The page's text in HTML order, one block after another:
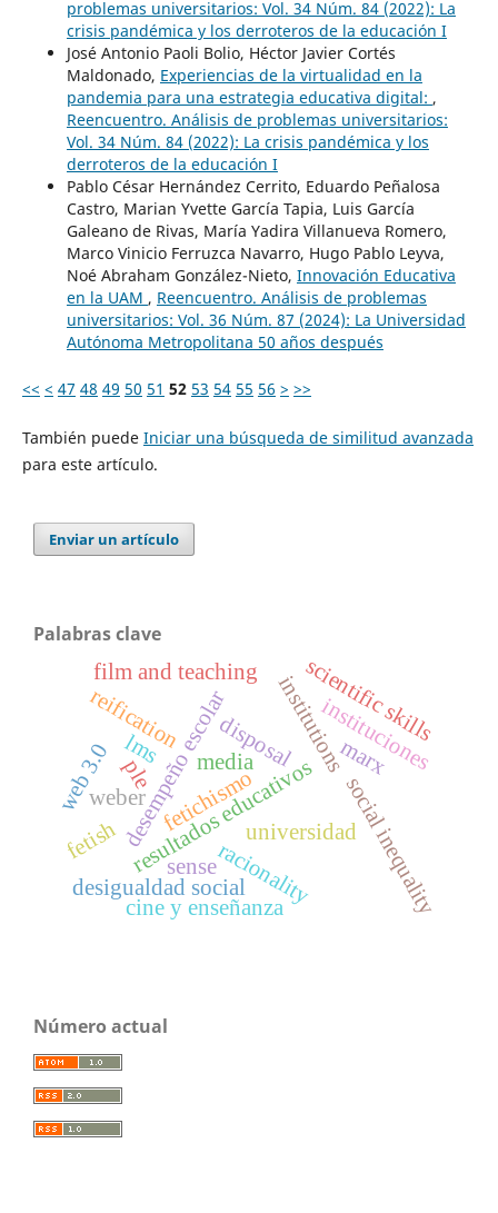
problemas universitarios: Vol. 34 Núm. 84 (2022): La
crisis pandémica y los derroteros de la educación I
José Antonio Paoli Bolio, Héctor Javier Cortés
Maldonado, Experiencias de la virtualidad en la
pandemia para una estrategia educativa digital: ,
Reencuentro. Análisis de problemas universitarios:
Vol. 34 Núm. 84 (2022): La crisis pandémica y los
derroteros de la educación I
Pablo César Hernández Cerrito, Eduardo Peñalosa
Castro, Marian Yvette García Tapia, Luis García
Galeano de Rivas, María Yadira Villanueva Romero,
Marco Vinicio Ferruzca Navarro, Hugo Pablo Leyva,
Noé Abraham González-Nieto, Innovación Educativa
en la UAM , Reencuentro. Análisis de problemas
universitarios: Vol. 36 Núm. 87 (2024): La Universidad
Autónoma Metropolitana 50 años después
<< < 47 48 49 50 51 52 53 54 55 56 > >>
También puede Iniciar una búsqueda de similitud avanzada
para este artículo.
Enviar un artículo
Palabras clave
universidad
fetichismo
resultados educativos
desempeño escolar social inequality
desigualdad socialracionality
weber
institutionsinstituciones
fetish
disposal
reification
marx
media
film and teaching
cine y enseñanza
scientific skills
ple
lms
web 3.0
sense
Número actual